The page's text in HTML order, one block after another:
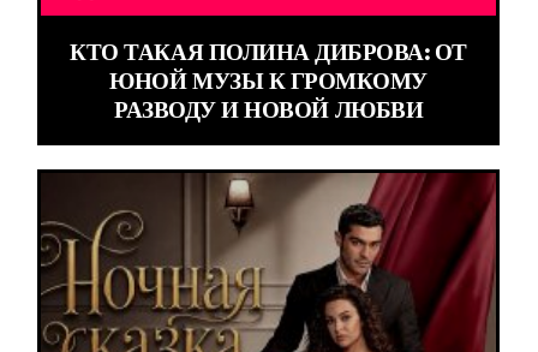
КТО ТАКАЯ ПОЛИНА ДИБРОВА: ОТ
ЮНОЙ МУЗЫ К ГРОМКОМУ
РАЗВОДУ И НОВОЙ ЛЮБВИ